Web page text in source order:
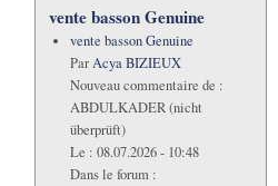
vente basson Genuine
vente basson Genuine
ParAcya BIZIEUX
Nouveau commentaire de :
ABDULKADER (nicht
überprüft)
Le : 08.07.2026 - 10:48
Dans le forum :